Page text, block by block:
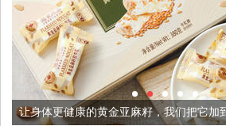
亚麻籽，我们把它加到了牛轧糖里